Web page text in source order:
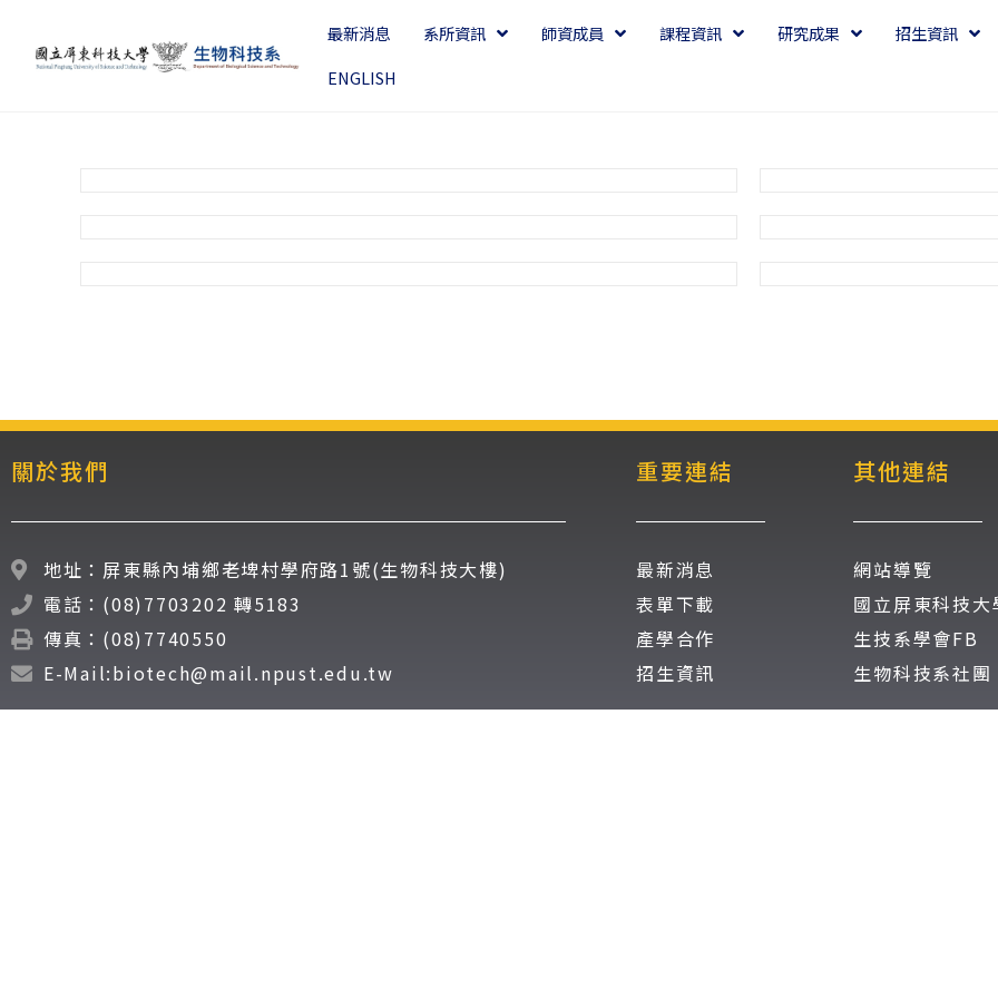
最新消息 系所資訊 師資成員 課程資訊 研究成果
招生資訊
ENGLISH
關於我們
地址：屏東縣內埔鄉老埤村學府路1號(生物科技大樓)
電話：(08)7703202 轉5183
傳真：(08)7740550
E-Mail:biotech@mail.npust.edu.tw
重要連結
最新消息
表單下載
產學合作
招生資訊
其他連結
網站導覽
國立屏東科技大
生技系學會FB
生物科技系社團